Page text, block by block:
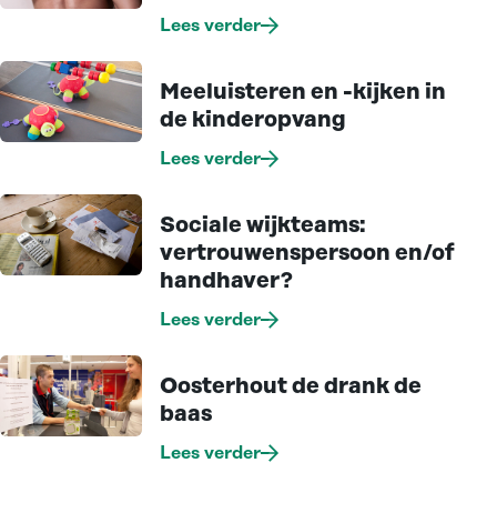
Lees verder
Meeluisteren en -kijken in
de kinderopvang
Lees verder
Sociale wijkteams:
vertrouwenspersoon en/of
handhaver?
Lees verder
Oosterhout de drank de
baas
Lees verder